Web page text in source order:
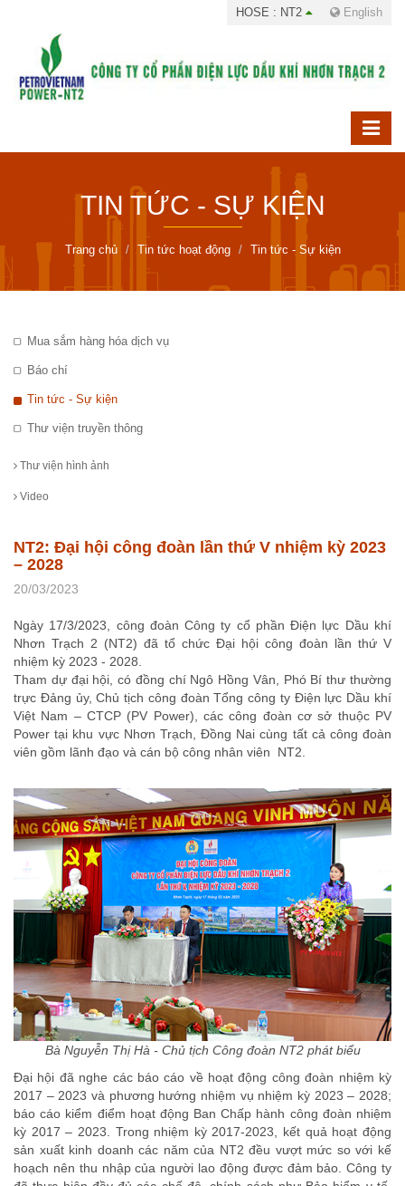
HOSE : NT2 English
TIN TỨC - SỰ KIỆN
Trang chủ Tin tức hoạt động Tin tức - Sự kiện
Mua sắm hàng hóa dịch vụ
Báo chí
Tin tức - Sự kiện
Thư viện truyền thông
Thư viện hình ảnh
Video
NT2: Đại hội công đoàn lần thứ V nhiệm kỳ 2023
– 2028
20/03/2023
Ngày 17/3/2023, công đoàn Công ty cổ phần Điện lực Dầu khí
Nhơn Trạch 2 (NT2) đã tổ chức Đại hội công đoàn lần thứ V
nhiệm kỳ 2023 - 2028.
Tham dự đại hội, có đồng chí Ngô Hồng Vân, Phó Bí thư thường
trực Đảng ủy, Chủ tịch công đoàn Tổng công ty Điện lực Dầu khí
Việt Nam – CTCP (PV Power), các công đoàn cơ sở thuộc PV
Power tại khu vực Nhơn Trạch, Đồng Nai cùng tất cả công đoàn
viên gồm lãnh đạo và cán bộ công nhân viên NT2.
Bà Nguyễn Thị Hà - Chủ tịch Công đoàn NT2 phát biểu
Đại hội đã nghe các báo cáo về hoạt động công đoàn nhiệm kỳ
2017 – 2023 và phương hướng nhiệm vụ nhiệm kỳ 2023 – 2028;
báo cáo kiểm điểm hoạt động Ban Chấp hành công đoàn nhiệm
kỳ 2017 – 2023. Trong nhiệm kỳ 2017-2023, kết quả hoạt động
sản xuất kinh doanh các năm của NT2 đều vượt mức so với kế
hoạch nên thu nhập của người lao động được đảm bảo. Công ty